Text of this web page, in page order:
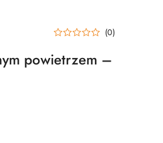
(0)
powietrzem –